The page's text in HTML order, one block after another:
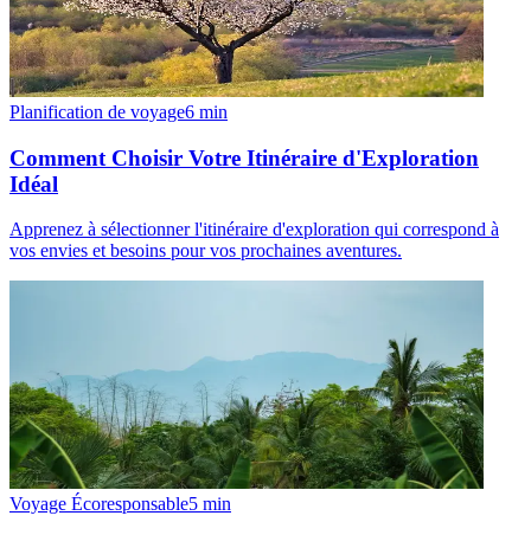
Planification de voyage6 min
Comment Choisir Votre Itinéraire d'Exploration
Idéal
Apprenez à sélectionner l'itinéraire d'exploration qui correspond à
vos envies et besoins pour vos prochaines aventures.
Voyage Écoresponsable5 min